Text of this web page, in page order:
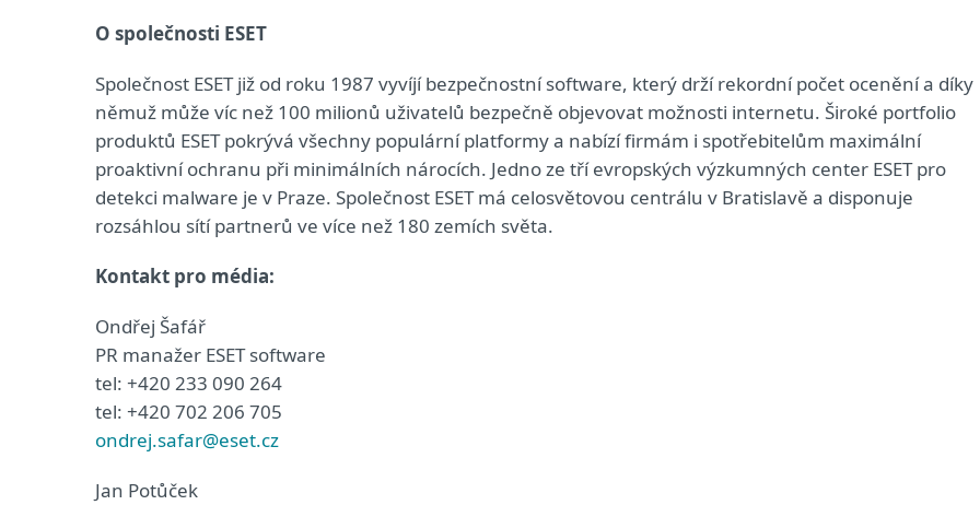
O společnosti ESET
Společnost ESET již od roku 1987 vyvíjí bezpečnostní software, který drží rekordní počet ocenění a díky
němuž může víc než 100 milionů uživatelů bezpečně objevovat možnosti internetu. Široké portfolio
produktů ESET pokrývá všechny populární platformy a nabízí firmám i spotřebitelům maximální
proaktivní ochranu při minimálních nárocích. Jedno ze tří evropských výzkumných center ESET pro
detekci malware je v Praze. Společnost ESET má celosvětovou centrálu v Bratislavě a disponuje
rozsáhlou sítí partnerů ve více než 180 zemích světa.
Kontakt pro média:
Ondřej Šafář
PR manažer ESET software
tel: +420 233 090 264
tel: +420 702 206 705
ondrej.safar@eset.cz
Jan Potůček